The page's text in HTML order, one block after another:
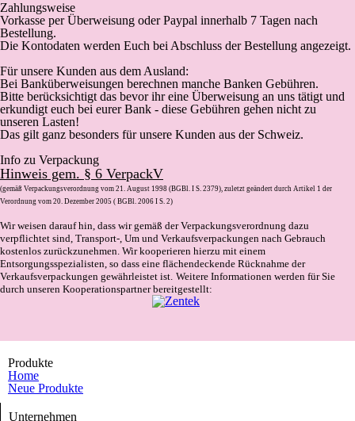
Zahlungsweise
Vorkasse per Überweisung oder Paypal innerhalb 7 Tagen nach
Bestellung.
Die Kontodaten werden Euch bei Abschluss der Bestellung angezeigt.
Für unsere Kunden aus dem Ausland:
Bei Banküberweisungen berechnen manche Banken Gebühren.
Bitte berücksichtigt das bevor ihr eine Überweisung an uns tätigt und
erkundigt euch bei eurer Bank - diese Gebühren gehen nicht zu
unseren Lasten!
Das gilt ganz besonders für unsere Kunden aus der Schweiz.
Info zu Verpackung
Hinweis gem. § 6 VerpackV
(gemäß Verpackungsverordnung vom 21. August 1998 (BGBl. I S. 2379), zuletzt geändert durch Artikel 1 der
Verordnung vom 20. Dezember 2005 ( BGBl. 2006 I S. 2)
Wir weisen darauf hin, dass wir gemäß der Verpackungsverordnung dazu
verpflichtet sind, Transport-, Um und Verkaufsverpackungen nach Gebrauch
kostenlos zurückzunehmen. Wir kooperieren hierzu mit einem
Entsorgungsspezialisten, so dass eine flächendeckende Rücknahme der
Verkaufsverpackungen gewährleistet ist. Weitere Informationen werden für Sie
durch unseren Kooperationspartner bereitgestellt:
Produkte
Home
Neue Produkte
Unternehmen